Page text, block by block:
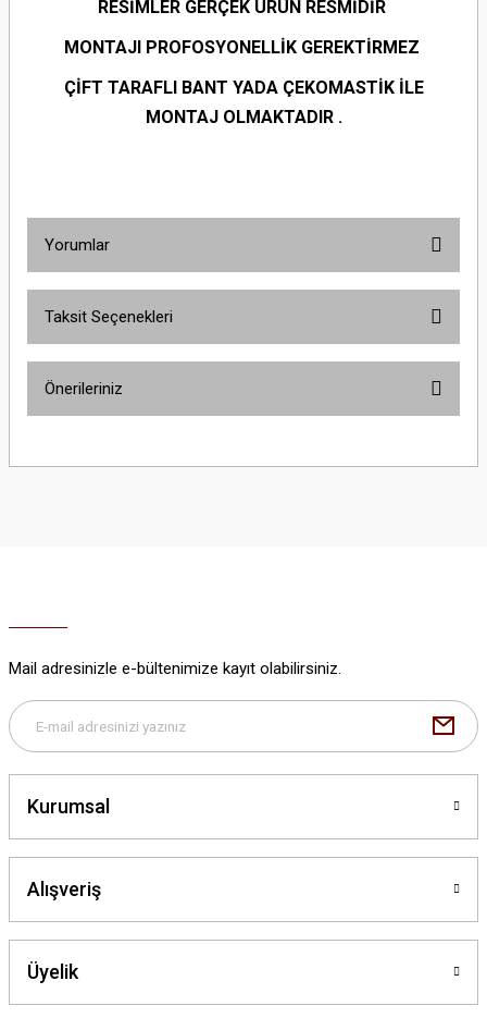
RESİMLER GERÇEK ÜRÜN RESMİDİR
MONTAJI PROFOSYONELLİK GEREKTİRMEZ
ÇİFT TARAFLI BANT YADA ÇEKOMASTİK İLE
MONTAJ OLMAKTADIR .
Yorumlar
Taksit Seçenekleri
Önerileriniz
yetersiz gördüğünüz noktaları öneri formunu kullanarak tarafımıza
Bu ürüne benzer farklı alternatifler olmalı.
Mail adresinizle e-bültenimize kayıt olabilirsiniz.
Kurumsal
Alışveriş
Üyelik